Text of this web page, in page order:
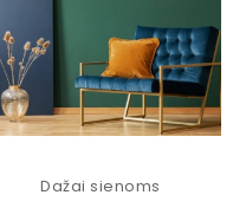
Dažai sienoms